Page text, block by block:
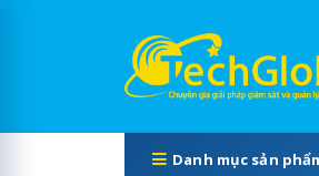
Danh mục sản